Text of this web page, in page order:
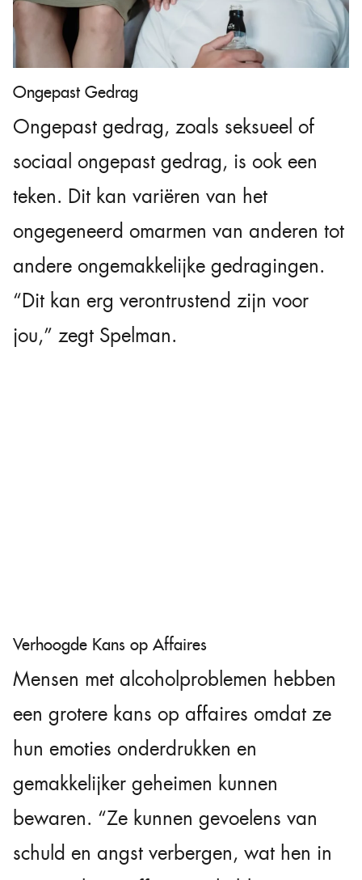
Ongepast Gedrag
Ongepast gedrag, zoals seksueel of
sociaal ongepast gedrag, is ook een
teken. Dit kan variëren van het
ongegeneerd omarmen van anderen tot
andere ongemakkelijke gedragingen.
“Dit kan erg verontrustend zijn voor
jou,” zegt Spelman.
Verhoogde Kans op Affaires
Mensen met alcoholproblemen hebben
een grotere kans op affaires omdat ze
hun emoties onderdrukken en
gemakkelijker geheimen kunnen
bewaren. “Ze kunnen gevoelens van
schuld en angst verbergen, wat hen in